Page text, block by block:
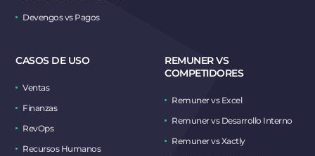
Devengos vs Pagos
CASOS DE USO
Ventas
Finanzas
RevOps
Recursos Humanos
REMUNER VS
COMPETIDORES
Remuner vs Excel
Remuner vs Desarrollo Interno
Remuner vs Xactly